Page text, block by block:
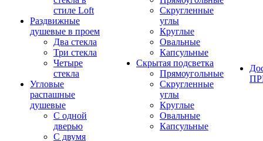
стиле Loft
Раздвижные
душевые в проем
Два стекла
Три стекла
Четыре
стекла
Угловые
распашные
душевые
С одной
дверью
С двумя
Скругленные
углы
Круглые
Овальные
Капсульные
Скрытая подсветка
Прямоугольные
Скругленные
углы
Круглые
Овальные
Капсульные